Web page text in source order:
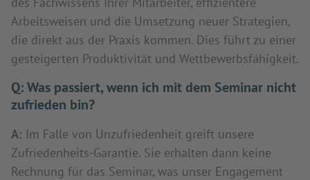
Arbeitsweisen und die Umsetzung neuer Strategien,
die direkt aus der Praxis kommen. Dies führt zu einer
gesteigerten Produktivität und Wettbewerbsfähigkeit.
Q:Was passiert, wenn ich mit dem Seminar nicht
zufrieden bin?
A: Im Falle von Unzufriedenheit greift unsere
Zufriedenheits-Garantie. Sie erhalten dann keine
Rechnung für das Seminar, was unser Engagement